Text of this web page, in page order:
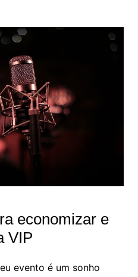
economizar e
VIP
evento é um sonho